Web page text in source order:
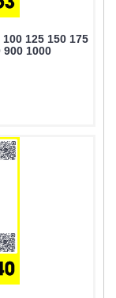
125 150 175
900 1000